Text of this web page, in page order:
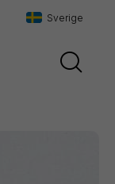
Sverige